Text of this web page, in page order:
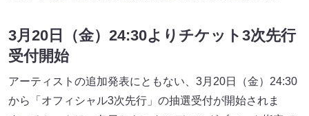
3月20日（金）24:30よりチケット3次先行
受付開始
アーティストの追加発表にともない、3月20日（金）24:30
から「オフィシャル3次先行」の抽選受付が開始されま